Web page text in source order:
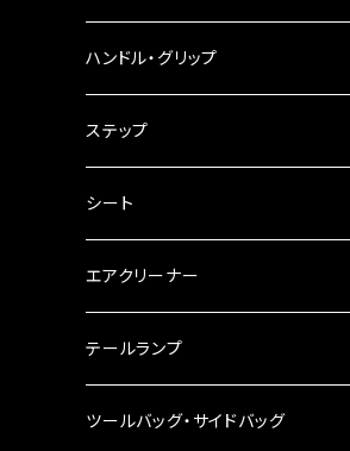
ウインカークランプ
配線・リレー
インテークマニホールド
電装・配線・キボシ等
キャブレター
チェーン
工具類
ハンドル・グリップ
グリップ
バーハン
ハンドルパーツ
ハンドルスイッチ
その他
ハンドルポスト
ハンドルブレース
ステップ
シート
エアクリーナー
テールランプ
ナンバー灯
ツールバッグ・サイドバッグ